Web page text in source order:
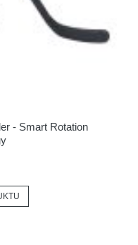
- Smart Rotation